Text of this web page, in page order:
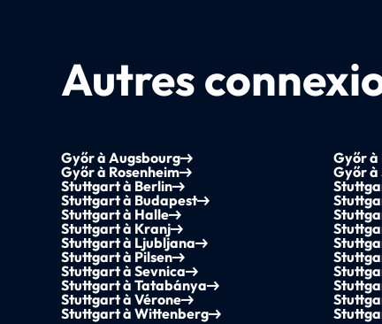
Autres
Győr à Augsbourg Győr à
Győr à Rosenheim
Győr à
Stuttgart à Berlin
Stuttgart à Budapest
Stuttgart à Halle
Stuttgart à Kranj
Stuttgart à Ljubljana
Stuttgart à Pilsen
Stuttgart à Sevnica
Stuttgart à Tatabánya
Stuttgart à Vérone
Stuttgart à Wittenberg